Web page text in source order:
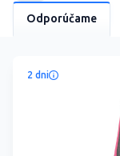
Odporúčame
2 dni